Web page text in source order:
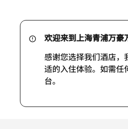
欢迎来到上海青浦万豪
感谢您选择我们酒店，
适的入住体验。如需任
台。